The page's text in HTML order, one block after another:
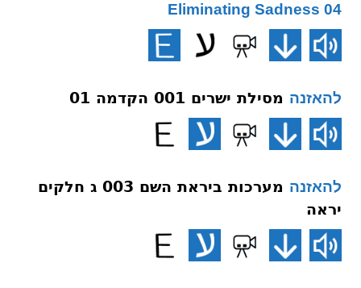
04 Eliminating Sadness
להאזנה מסילת ישרים 001 הקדמה 01
להאזנה
מערכות ביראת השם 003 ג חלקים
יראה